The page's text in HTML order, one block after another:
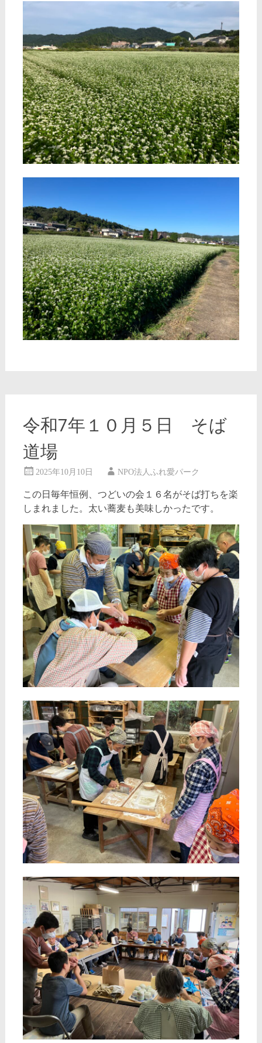
令和7年１０月５日 そば
道場
2025年10月10日 NPO法人ふれ愛パーク
この日毎年恒例、つどいの会１６名がそば打ちを楽
しまれました。太い蕎麦も美味しかったです。